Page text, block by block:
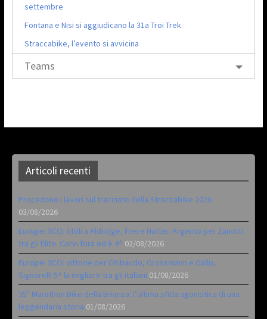
settembre
Fontana e Nisi si aggiudicano la 31a Troi Trek
Straccabike, l’evento si avvicina
Teams
Articoli recenti
Procedono i lavori sul tracciato della Straccabike 2026
03/08/2026
Europei XCO: titoli a Aldridge, Frei e Hutter. Argento per Zanotti
tra gli Elite. Corvi fora ed è 4^ 02/08/2026
Europei XCO: vittorie per Ghibaudo, Grossmann e Gallis.
Signorelli 5^ la migliore tra gli italiani 01/08/2026
35ª Marathon Bike della Brianza: l’ultima sfida agonistica di una
leggendaria storia 01/08/2026